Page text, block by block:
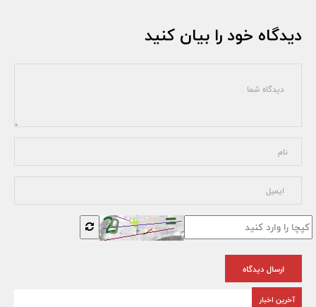
دیدگاه خود را بیان کنید
ارسال دیدگاه
آخرین اخبار